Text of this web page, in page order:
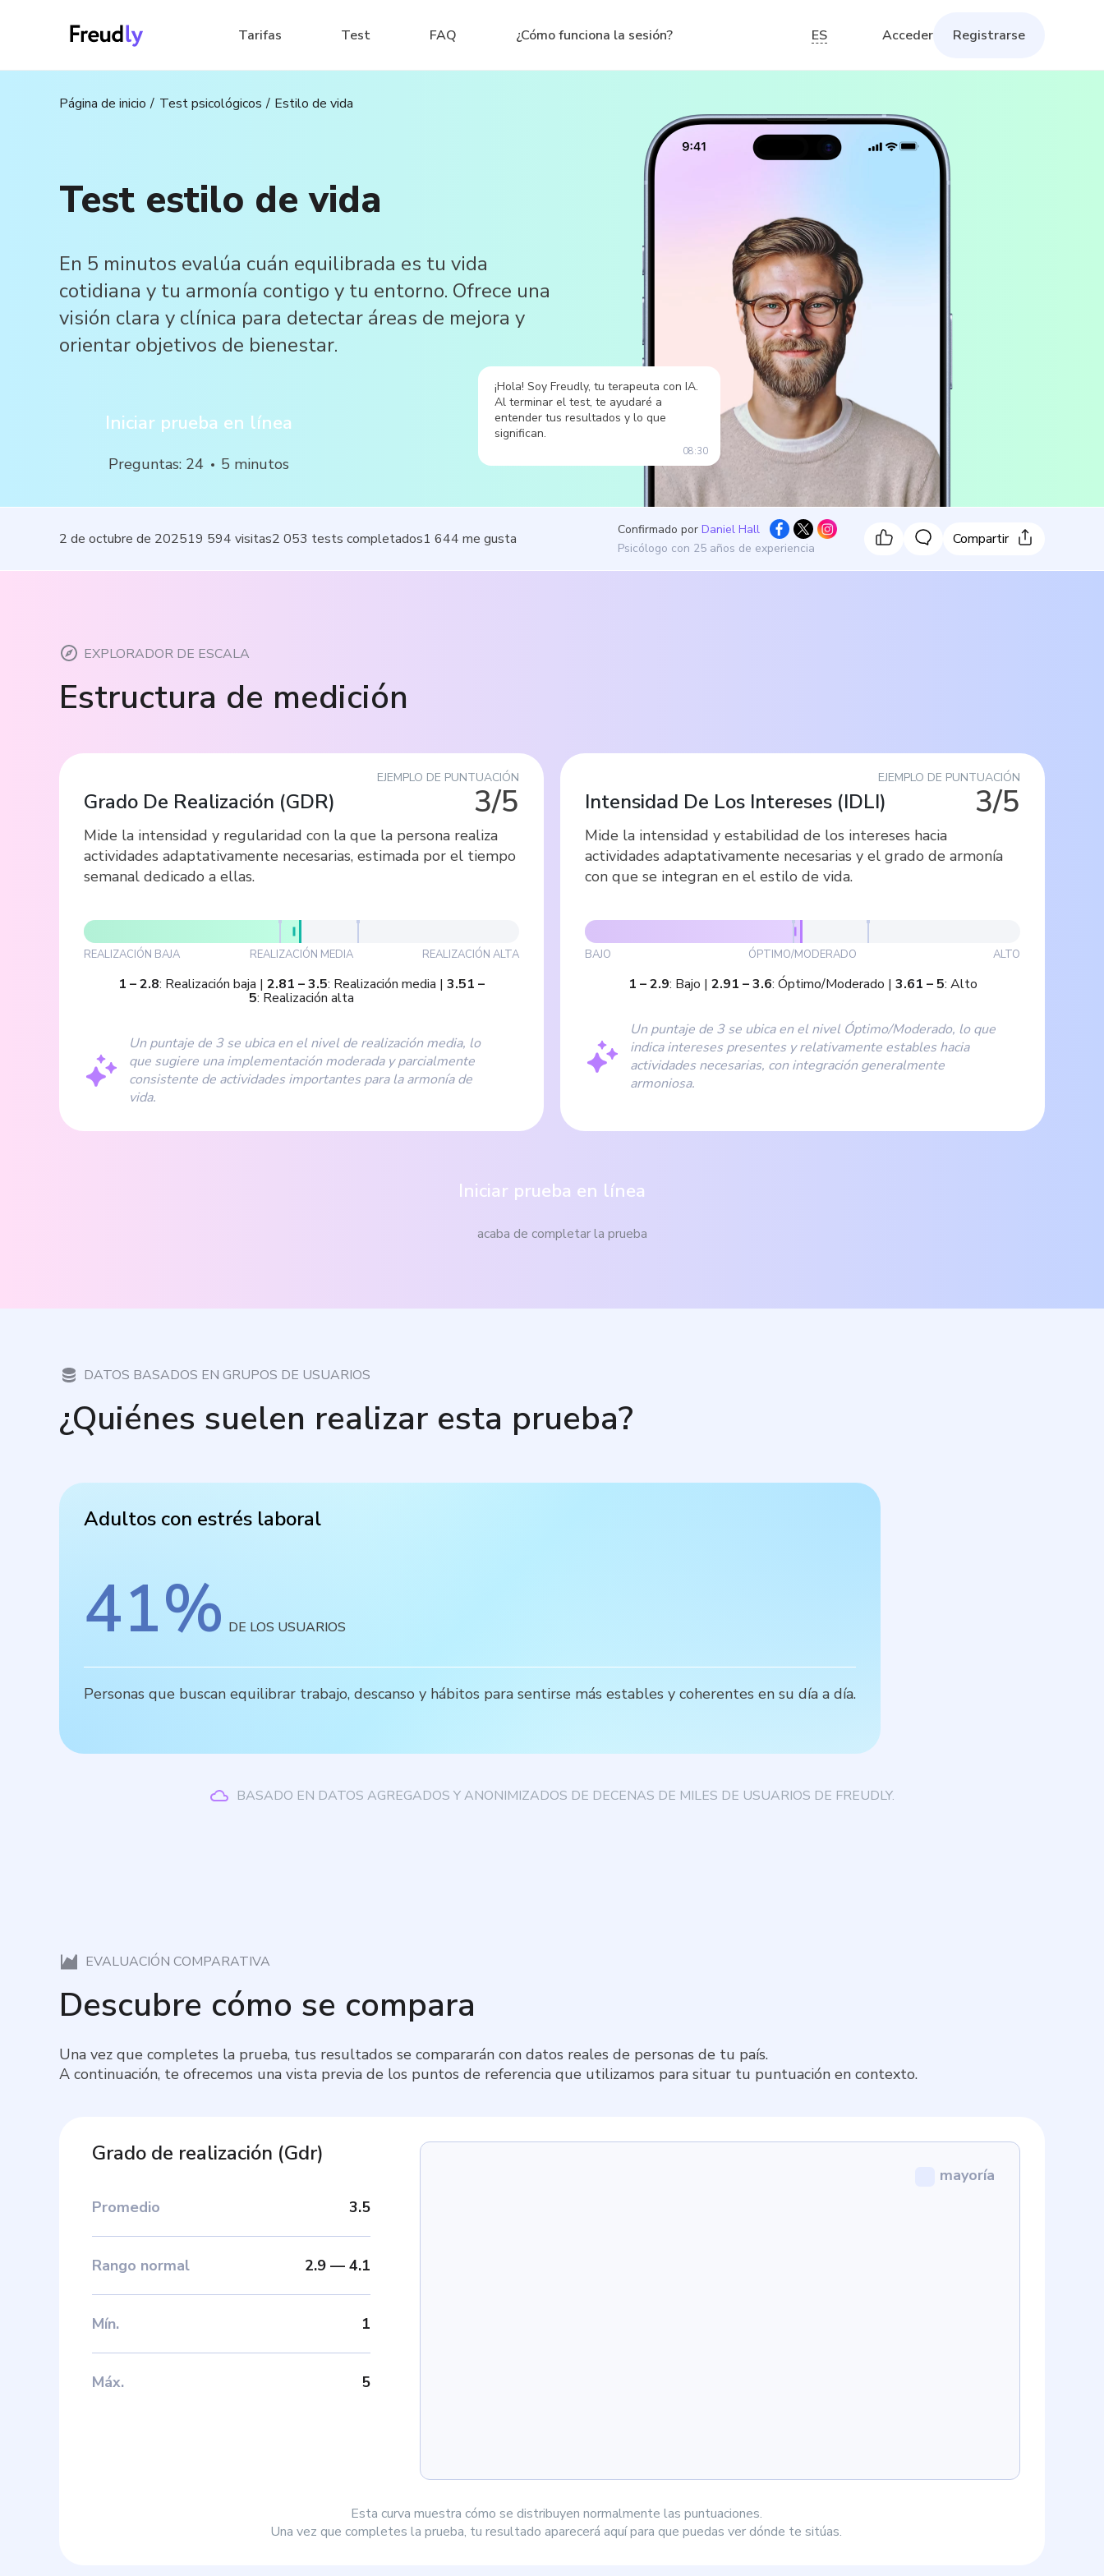
Tarifas Test FAQ ¿Cómo funciona la sesión? ES Acceder Registrarse
Página de inicio Test psicológicos Estilo de vida
Test estilo de vida
En 5 minutos evalúa cuán equilibrada es tu vida
cotidiana y tu armonía contigo y tu entorno. Ofrece una
visión clara y clínica para detectar áreas de mejora y
orientar objetivos de bienestar.
Iniciar prueba en línea
Preguntas: 24 5 minutos
¡Hola! Soy Freudly, tu terapeuta con IA.
Al terminar el test, te ayudaré a
entender tus resultados y lo que
significan.
08:30
2 de octubre de 202519 594 visitas2 053 tests completados1 644 me gusta
Confirmado por Daniel Hall
Psicólogo con 25 años de experiencia
Compartir
EXPLORADOR DE ESCALA
Estructura de medición
EJEMPLO DE PUNTUACIÓN
3/5
Grado De Realización (GDR)
Mide la intensidad y regularidad con la que la persona realiza
actividades adaptativamente necesarias, estimada por el tiempo
semanal dedicado a ellas.
REALIZACIÓN BAJA REALIZACIÓN MEDIA REALIZACIÓN ALTA
1 –2.8: Realización baja | 2.81 –3.5: Realización media | 3.51 –
5: Realización alta
Un puntaje de 3 se ubica en el nivel de realización media, lo
que sugiere una implementación moderada y parcialmente
consistente de actividades importantes para la armonía de
vida.
EJEMPLO DE PUNTUACIÓN
3/5
Intensidad De Los Intereses (IDLI)
Mide la intensidad y estabilidad de los intereses hacia
actividades adaptativamente necesarias y el grado de armonía
con que se integran en el estilo de vida.
BAJO ÓPTIMO/MODERADO ALTO
1 –2.9: Bajo | 2.91 –3.6: Óptimo/Moderado | 3.61 –5: Alto
Un puntaje de 3 se ubica en el nivel Óptimo/Moderado, lo que
indica intereses presentes y relativamente estables hacia
actividades necesarias, con integración generalmente
armoniosa.
Iniciar prueba en línea
acaba de completar la prueba
DATOS BASADOS EN GRUPOS DE USUARIOS
¿Quiénes suelen realizar esta prueba?
Adultos con estrés laboral
41% DE LOS USUARIOS
Personas que buscan equilibrar trabajo, descanso y hábitos para sentirse más estables y coherentes en su día a día.
BASADO EN DATOS AGREGADOS Y ANONIMIZADOS DE DECENAS DE MILES DE USUARIOS DE FREUDLY.
EVALUACIÓN COMPARATIVA
Descubre cómo se compara
Una vez que completes la prueba, tus resultados se compararán con datos reales de personas de tu país.
A continuación, te ofrecemos una vista previa de los puntos de referencia que utilizamos para situar tu puntuación en contexto.
Grado de realización (Gdr)
Promedio 3.5
Rango normal 2.9 — 4.1
Mín. 1
Máx. 5
mayoría
Esta curva muestra cómo se distribuyen normalmente las puntuaciones.
Una vez que completes la prueba, tu resultado aparecerá aquí para que puedas ver dónde te sitúas.